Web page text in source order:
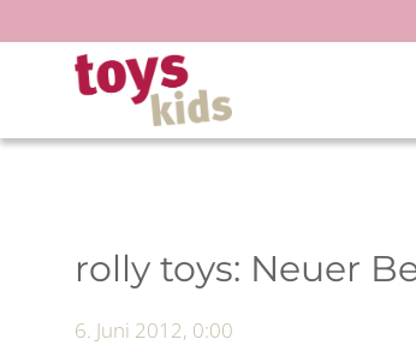
Inhalt
springen
rolly toys: Neuer
6. Juni 2012, 0:00